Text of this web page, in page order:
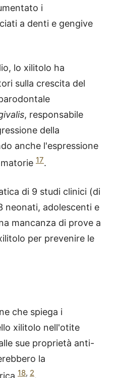
i
a denti e gengive
lo xilitolo ha
sulla crescita del
, responsabile
della
anche l'espressione
17.
di 9 studi clinici (di
neonati, adolescenti e
mancanza di prove a
per prevenire le
che spiega i
xilitolo nell'otite
sue proprietà anti-
la
18, 2.